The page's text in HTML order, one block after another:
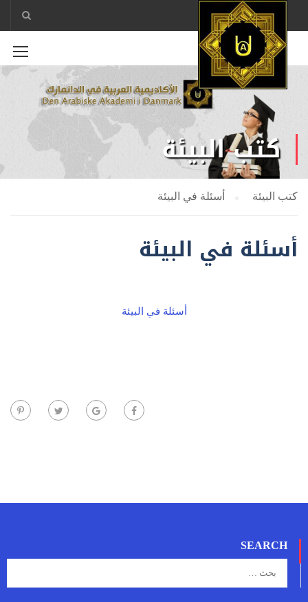
كتب البيئة
كتب البيئة أسئلة في البيئة
أسئلة في البيئة
أسئلة في البيئة
SEARCH